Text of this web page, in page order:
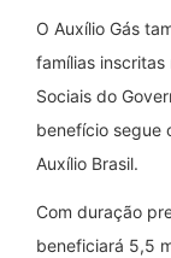
O Auxílio Gás
famílias
Sociais do
benefício segue
Auxílio Brasil.
Com duração
beneficiará 5,5